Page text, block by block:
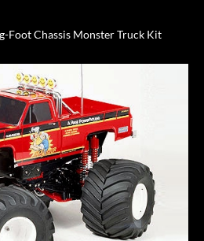
Foot Chassis Monster Truck Kit